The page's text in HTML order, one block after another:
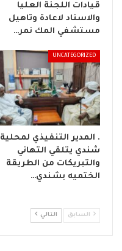
قيادات اللجنة العليا
والاسناد لاعادة وتاهيل
مستشفي المك نمر…
UNCATEGORIZED
. المدير التنفيذي لمحلية
شندي يتلقي التهاني
والتبريكات من الطريقة
الختميه بشندي…
السابق التالي